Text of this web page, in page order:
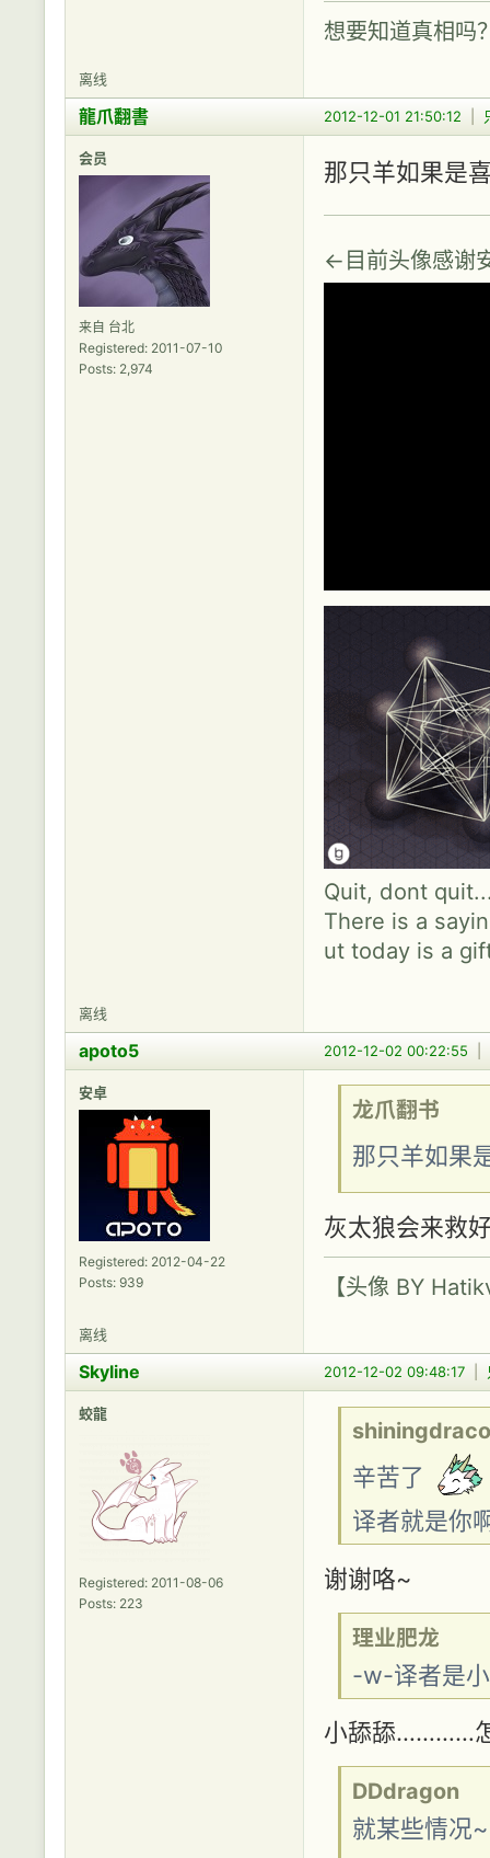
想要知道真相吗
离线
2012-12-01 21:50:12
龍爪翻書
会员
来自 台北
Registered: 2011-07-10
Posts: 2,974
那只羊如果是
←目前头像感谢
Quit, dont
There is a
ut today is a
离线
2012-12-02 00:22:55
apoto5
安卓
Registered: 2012-04-22
Posts: 939
龙爪翻书
那只羊如果
灰太狼会来救
【头像 BY
离线
2012-12-02 09:48:17
Skyline
蛟龍
Registered: 2011-08-06
Posts: 223
辛苦了
译者就是你
谢谢咯~
理业肥龙
-w-译者是
小舔舔…………
DDdragon
就某些情况